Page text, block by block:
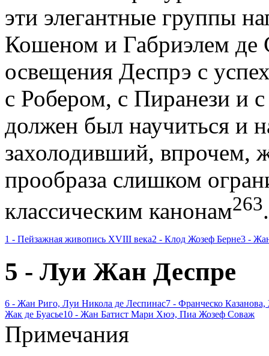
эти элегантные группы
Кошеном и Габриэлем де
освещения Дес­прэ с
с Робером, с Пиранези и
должен был научиться и
захолодивший, впрочем,
прообраза слишком
классическим канонам263.
1 - Пейзажная живопись XVIII века2 - Клод Жозеф Берне3 -
5 - Луи Жан Деспре
6 - Жан Риго, Луи Никола де Леспинас7 - Франческо
Жак де Буасье10 - Жан Батист Мари Хюэ, Пиа Жозеф Соваж
Примечания